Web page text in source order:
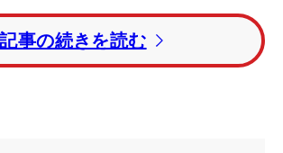
（さんい）”で最終日最終組を回る
記事の続きを読む